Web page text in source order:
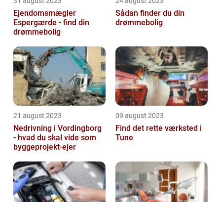
Ejendomsmægler
Espergærde - find din
drømmebolig
Sådan finder du din
drømmebolig
21 august 2023
Nedrivning i Vordingborg
- hvad du skal vide som
byggeprojekt-ejer
09 august 2023
Find det rette værksted i
Tune